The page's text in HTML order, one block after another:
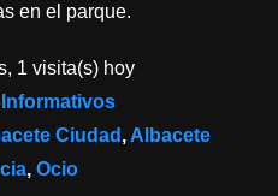
en el parque.
1 visita(s) hoy
Informativos
Ciudad , Albacete
, Ocio